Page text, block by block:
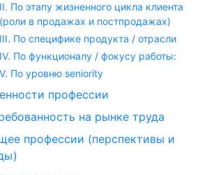
II. По этапу жизненного цикла клиента
(роли в продажах и постпродажах)
III. По специфике продукта / отрасли
IV. По функционалу / фокусу работы:
V. По уровню seniority
профессии
на рынке труда
профессии (перспективы и